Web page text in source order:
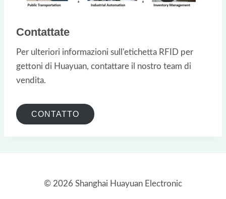
Contattate
Per ulteriori informazioni sull'etichetta RFID per
gettoni di Huayuan, contattare il nostro team di
vendita.
CONTATTO
© 2026 Shanghai Huayuan Electronic